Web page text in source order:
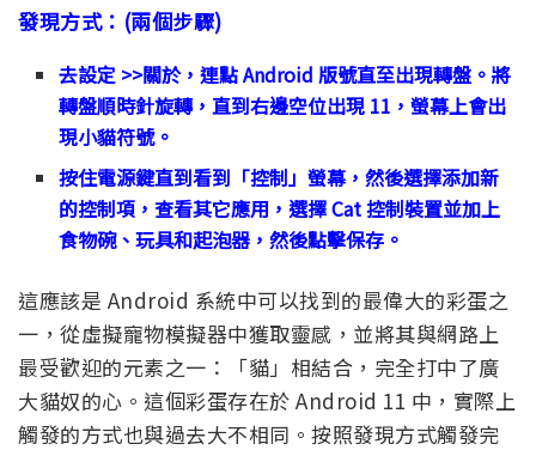
發現方式：(兩個步驟)
去設定 >>關於，連點 Android 版號直至出現轉盤。將
轉盤順時針旋轉，直到右邊空位出現 11，螢幕上會出
現小貓符號。
按住電源鍵直到看到「控制」螢幕，然後選擇添加新
的控制項，查看其它應用，選擇 Cat 控制裝置並加上
食物碗、玩具和起泡器，然後點擊保存。
這應該是 Android 系統中可以找到的最偉大的彩蛋之
一，從虛擬寵物模擬器中獲取靈感，並將其與網路上
最受歡迎的元素之一：「貓」相結合，完全打中了廣
大貓奴的心。這個彩蛋存在於 Android 11 中，實際上
觸發的方式也與過去大不相同。按照發現方式觸發完